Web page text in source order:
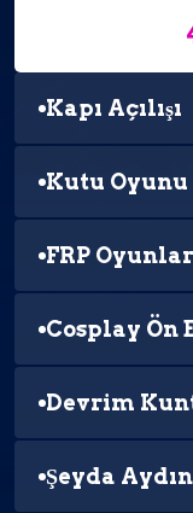
Kapı Açılışı
Kutu Oyunu
FRP
Cosplay Ön
Devrim
Şeyda